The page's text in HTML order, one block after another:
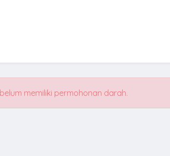
belum memiliki permohonan darah.